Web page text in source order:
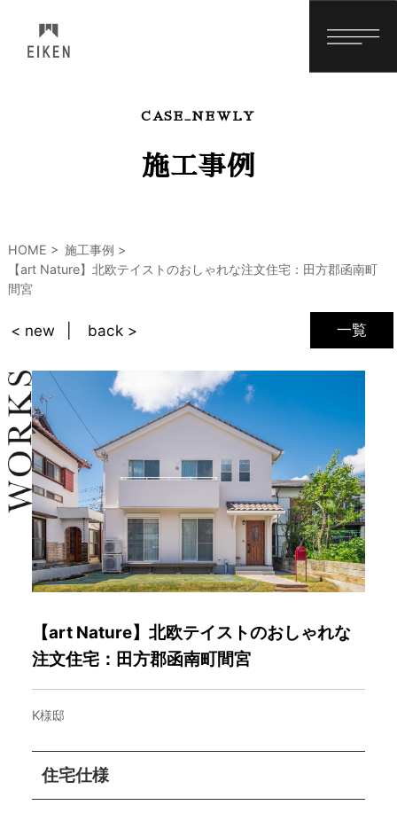
CASE_NEWLY
施工事例
HOME
施工事例
【art Nature】北欧テイストのおしゃれな注文住宅：田方郡函南町
間宮
一覧
< new back >
【art Nature】北欧テイストのおしゃれな
注文住宅：田方郡函南町間宮
K様邸
住宅仕様